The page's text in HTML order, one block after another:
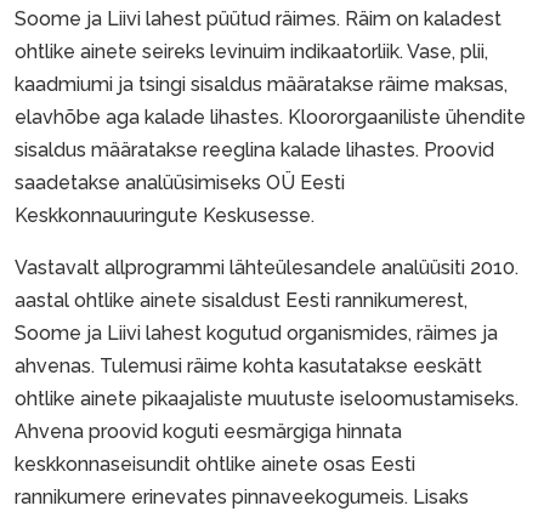
Soome ja Liivi lahest püütud räimes. Räim on kaladest
ohtlike ainete seireks levinuim indikaatorliik. Vase, plii,
kaadmiumi ja tsingi sisaldus määratakse räime maksas,
elavhõbe aga kalade lihastes. Kloororgaaniliste ühendite
sisaldus määratakse reeglina kalade lihastes. Proovid
saadetakse analüüsimiseks OÜ Eesti
Keskkonnauuringute Keskusesse.
Vastavalt allprogrammi lähteülesandele analüüsiti 2010.
aastal ohtlike ainete sisaldust Eesti rannikumerest,
Soome ja Liivi lahest kogutud organismides, räimes ja
ahvenas. Tulemusi räime kohta kasutatakse eeskätt
ohtlike ainete pikaajaliste muutuste iseloomustamiseks.
Ahvena proovid koguti eesmärgiga hinnata
keskkonnaseisundit ohtlike ainete osas Eesti
rannikumere erinevates pinnaveekogumeis. Lisaks